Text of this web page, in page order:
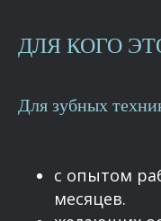
ДЛЯ КОГО
Для зубных
с опытом
месяцев.